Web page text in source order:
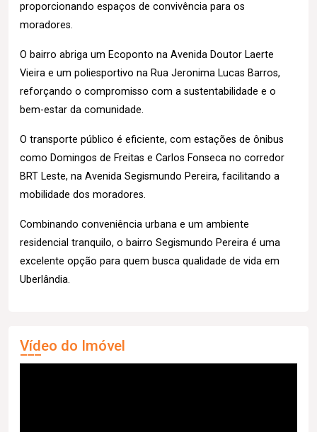
proporcionando espaços de convivência para os
moradores.
O bairro abriga um Ecoponto na Avenida Doutor Laerte
Vieira e um poliesportivo na Rua Jeronima Lucas Barros,
reforçando o compromisso com a sustentabilidade e o
bem-estar da comunidade.
O transporte público é eficiente, com estações de ônibus
como Domingos de Freitas e Carlos Fonseca no corredor
BRT Leste, na Avenida Segismundo Pereira, facilitando a
mobilidade dos moradores.
Combinando conveniência urbana e um ambiente
residencial tranquilo, o bairro Segismundo Pereira é uma
excelente opção para quem busca qualidade de vida em
Uberlândia.
Vídeo do Imóvel